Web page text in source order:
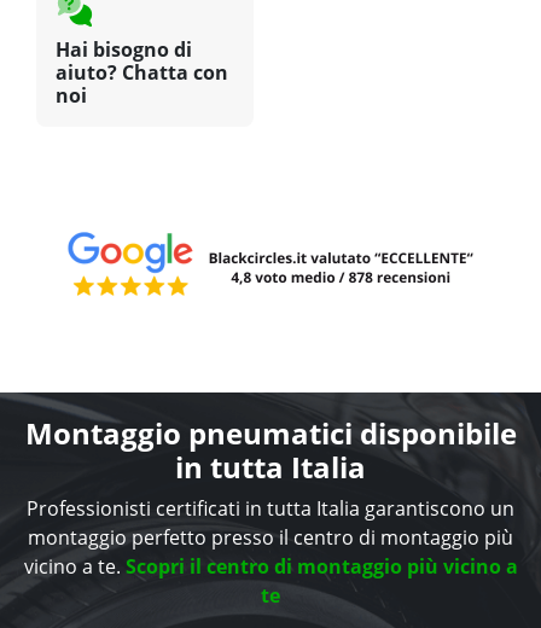
Hai bisogno di
aiuto? Chatta con
noi
Montaggio pneumatici disponibile
in tutta Italia
Professionisti certificati in tutta Italia garantiscono un
montaggio perfetto presso il centro di montaggio più
vicino a te. Scopri il centro di montaggio più vicino a
te